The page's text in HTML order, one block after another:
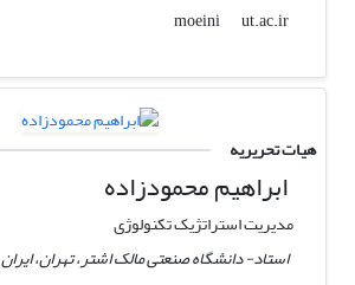
moeini
ut.ac.ir
هیات تحریریه
ابراهیم محمودزاده
مدیریت استراتژیک تکنولوژی
استاد- دانشگاه صنعتی مالک اشتر، تهران، ایران